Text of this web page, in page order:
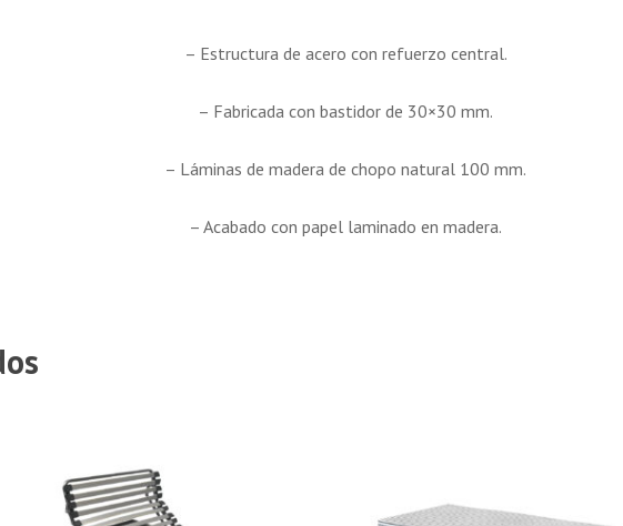
– Estructura de acero con refuerzo central.
– Fabricada con bastidor de 30×30 mm.
– Láminas de madera de chopo natural 100 mm.
– Acabado con papel laminado en madera.